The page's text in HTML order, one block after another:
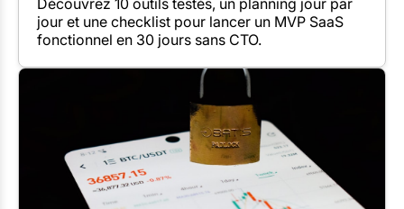
Découvrez 10 outils testés, un planning jour par
jour et une checklist pour lancer un MVP SaaS
fonctionnel en 30 jours sans CTO.